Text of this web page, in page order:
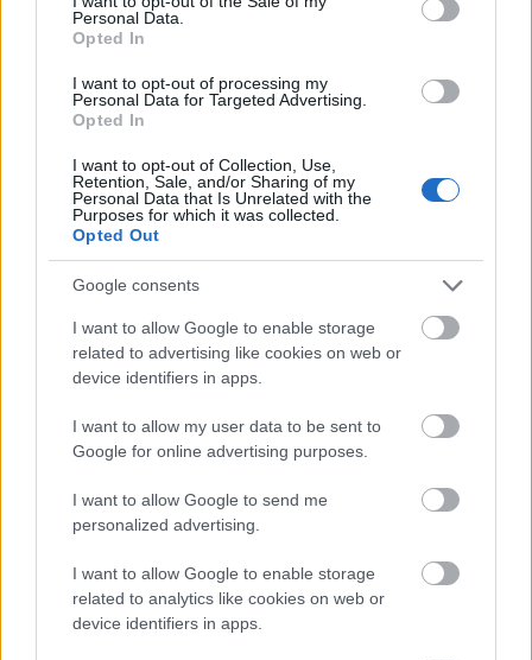
Personal Data.
Opted In
I want to opt-out of processing my
Personal Data for Targeted Advertising.
Opted In
I want to opt-out of Collection, Use,
Retention, Sale, and/or Sharing of my
Personal Data that Is Unrelated with the
Purposes for which it was collected.
Opted Out
Google consents
I want to allow Google to enable storage
related to advertising like cookies on web or
device identifiers in apps.
I want to allow my user data to be sent to
Google for online advertising purposes.
I want to allow Google to send me
personalized advertising.
I want to allow Google to enable storage
related to analytics like cookies on web or
device identifiers in apps.
saláta ázsiai vega zöldség
tészta
szójaszósz
csípős
mogyoróvaj
mogyorós
kaliforniai paprika
újhagyma
egyszerű recept
szezámmag
gyors recept
munkahelyi ebéd
Kapcsolódó receptek
Megoldások, ha lángol az arcod a csípőstől -
A hideg víz egyenesen rossz ötlet